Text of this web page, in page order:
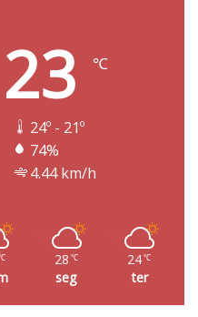
23 ℃
24º - 21º
74%
4.44 km/h
28 ℃
seg
24℃
ter